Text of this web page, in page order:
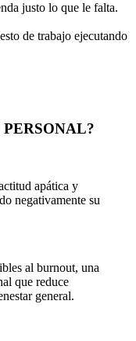
justo lo que le falta.
de trabajo ejecutando
apática y
negativamente su
al burnout, una
que reduce
general.